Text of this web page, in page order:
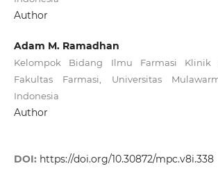
Author
Adam M. Ramadhan
Kelompok Bidang Ilmu Farmasi Klinik
Fakultas Farmasi, Universitas
Indonesia
Author
DOI: https://doi.org/10.30872/mpc.v8i.338